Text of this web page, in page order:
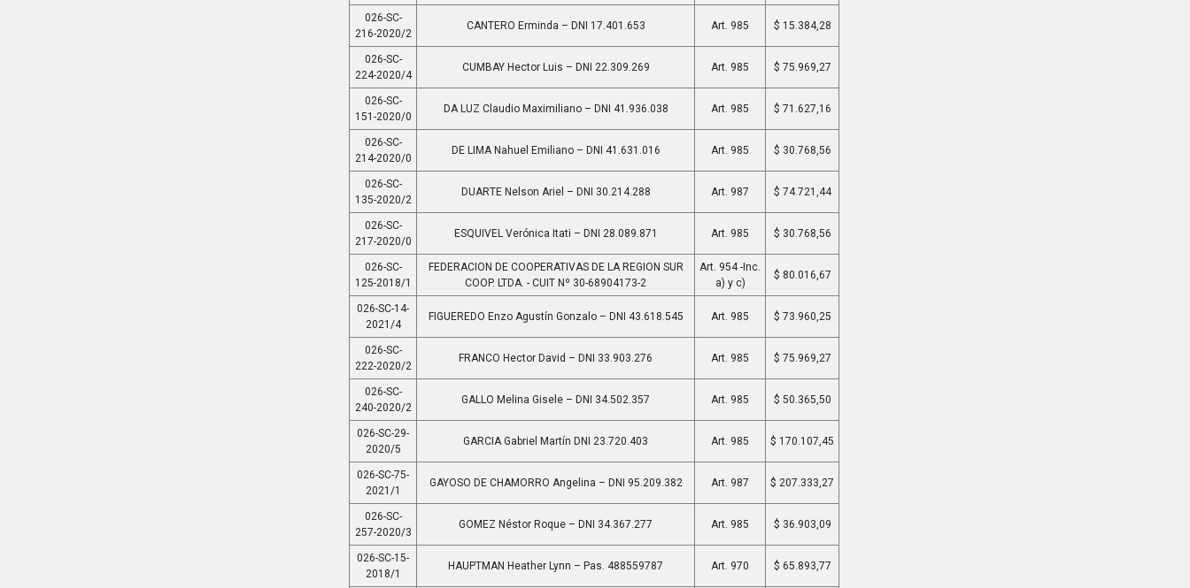
026-SC-
216-2020/2
CANTERO Erminda – DNI 17.401.653 Art. 985 $ 15.384,28
026-SC-
224-2020/4
CUMBAY Hector Luis – DNI 22.309.269 Art. 985 $ 75.969,27
026-SC-
151-2020/0
DA LUZ Claudio Maximiliano – DNI 41.936.038 Art. 985 $ 71.627,16
026-SC-
214-2020/0
DE LIMA Nahuel Emiliano – DNI 41.631.016 Art. 985 $ 30.768,56
026-SC-
135-2020/2
DUARTE Nelson Ariel – DNI 30.214.288 Art. 987 $ 74.721,44
026-SC-
217-2020/0
ESQUIVEL Verónica Itati – DNI 28.089.871 Art. 985 $ 30.768,56
026-SC-
125-2018/1
FEDERACION DE COOPERATIVAS DE LA REGION SUR
COOP. LTDA. - CUIT Nº 30-68904173-2
Art. 954 -Inc.
a) y c)
$ 80.016,67
026-SC-14-
2021/4
FIGUEREDO Enzo Agustín Gonzalo – DNI 43.618.545 Art. 985 $ 73.960,25
026-SC-
222-2020/2
FRANCO Hector David – DNI 33.903.276 Art. 985 $ 75.969,27
026-SC-
240-2020/2
GALLO Melina Gisele – DNI 34.502.357 Art. 985 $ 50.365,50
026-SC-29-
2020/5
GARCIA Gabriel Martín DNI 23.720.403 Art. 985 $ 170.107,45
026-SC-75-
2021/1
GAYOSO DE CHAMORRO Angelina – DNI 95.209.382 Art. 987 $ 207.333,27
026-SC-
257-2020/3
GOMEZ Néstor Roque – DNI 34.367.277 Art. 985 $ 36.903,09
026-SC-15-
2018/1
HAUPTMAN Heather Lynn – Pas. 488559787 Art. 970 $ 65.893,77